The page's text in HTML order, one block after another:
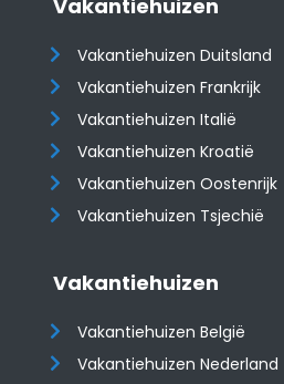
Vakantiehuizen
Vakantiehuizen Duitsland
Vakantiehuizen Frankrijk
Vakantiehuizen Italië
Vakantiehuizen Kroatië
​​​​​​​Vakantiehuizen Oostenrijk
Vakantiehuizen Tsjechië
Vakantiehuizen
Vakantiehuizen België
Vakantiehuizen Nederland